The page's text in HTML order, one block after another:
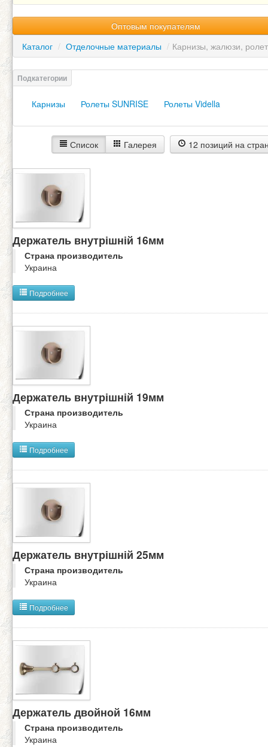
Оптовым покупателям
Каталог / Отделочные материалы / Карнизы, жалюзи,
Карнизы Ролеты SUNRISE Ролеты Vidella
Список Галерея 12 позиций на
Держатель внутрішній 16мм
Страна производитель
Украина
Подробнее
Держатель внутрішній 19мм
Страна производитель
Украина
Подробнее
Держатель внутрішній 25мм
Страна производитель
Украина
Подробнее
Держатель двойной 16мм
Страна производитель
Украина